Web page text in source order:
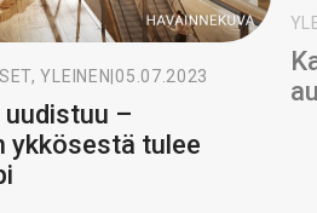
YLEINEN 05.07.2023
–
ykkösestä tulee